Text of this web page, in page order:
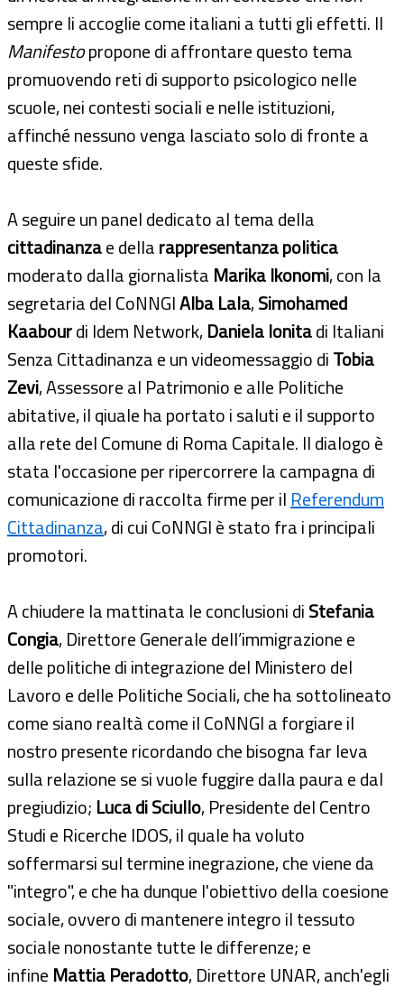
sempre li accoglie come italiani a tutti gli effetti. Il
Manifestopropone di affrontare questo tema
promuovendo reti di supporto psicologico nelle
scuole, nei contesti sociali e nelle istituzioni,
affinché nessuno venga lasciato solo di fronte a
queste sfide.
A seguire un panel dedicato al tema della
cittadinanzae dellarappresentanza politica
moderato dalla giornalista Marika Ikonomi, con la
segretaria del CoNNGIAlba Lala,Simohamed
Kaabourdi Idem Network,Daniela Ionitadi Italiani
Senza Cittadinanza e un videomessaggio diTobia
Zevi, Assessore al Patrimonio e alle Politiche
abitative, il qiuale ha portato i saluti e il supporto
alla rete del Comune di Roma Capitale. Il dialogo è
stata l'occasione per ripercorrere la campagna di
comunicazione di raccolta firme per il Referendum
Cittadinanza, di cui CoNNGI è stato fra i principali
promotori.
A chiudere la mattinata le conclusioni diStefania
Congia, Direttore Generale dell’immigrazione e
delle politiche di integrazione del Ministero del
Lavoro e delle Politiche Sociali, che ha sottolineato
come siano realtà come il CoNNGI a forgiare il
nostro presente ricordando che bisogna far leva
sulla relazione se si vuole fuggire dalla paura e dal
pregiudizio; Luca di Sciullo, Presidente del Centro
Studi e Ricerche IDOS, il quale ha voluto
soffermarsi sul termine inegrazione, che viene da
"integro", e che ha dunque l'obiettivo della coesione
sociale, ovvero di mantenere integro il tessuto
sociale nonostante tutte le differenze; e
infine Mattia Peradotto, Direttore UNAR, anch'egli